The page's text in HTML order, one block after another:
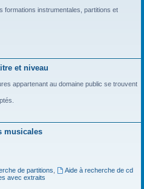
formations instrumentales, partitions et
et niveau
appartenant au domaine public se trouvent
musicales
de partitions
Aide à recherche de cd
avec extraits